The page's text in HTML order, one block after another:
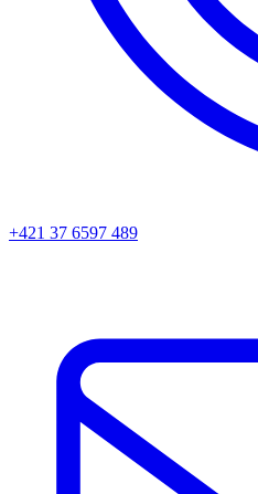
+421 37 6597 489